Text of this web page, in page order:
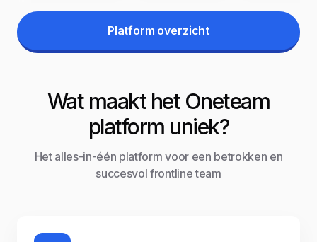
Platform overzicht
Wat maakt het Oneteam
platform uniek?
Het alles-in-één platform voor een betrokken en
succesvol frontline team